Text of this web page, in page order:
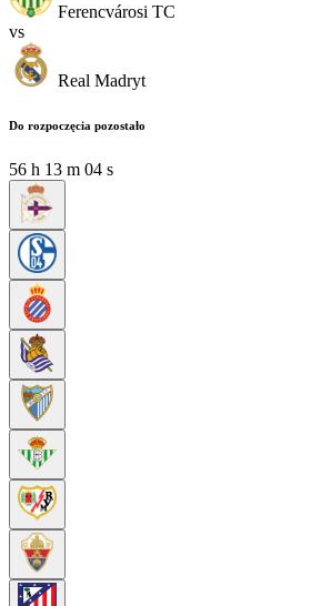
Ferencvárosi TC
vs
Real Madryt
Do rozpoczęcia pozostało
56 h 13 m 03 s